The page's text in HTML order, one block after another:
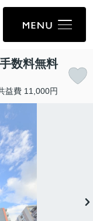
数料無料
益費 11,000円